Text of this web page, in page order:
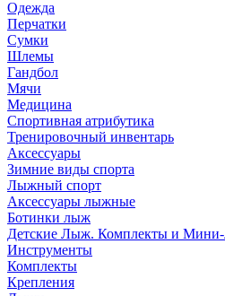
Одежда
Перчатки
Сумки
Шлемы
Гандбол
Мячи
Медицина
Спортивная атрибутика
Тренировочный инвентарь
Аксессуары
Зимние виды спорта
Лыжный спорт
Аксессуары лыжные
Ботинки лыж
Детские Лыж. Комплекты и
Инструменты
Комплекты
Крепления